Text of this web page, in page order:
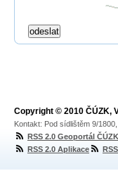
Copyright © 2010 ČÚZK,
Kontakt: Pod sídlištěm 9/
RSS 2.0 Geoportál ČÚZK
RSS 2.0 Aplikace